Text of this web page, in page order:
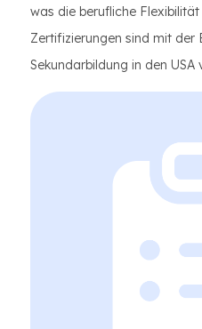
was die berufliche
Zertifizierungen sind mit der
Sekundarbildung in den USA